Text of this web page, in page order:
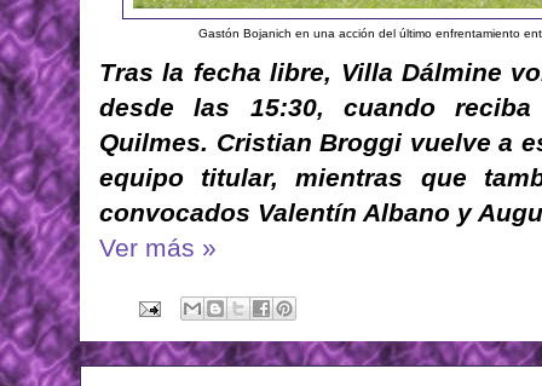
Gastón Bojanich en una acción del último enfrentamiento
Tras la fecha libre, Villa Dálmine
desde las 15:30, cuando
Quilmes. Cristian Broggi vuelve a
equipo titular, mientras que
convocados Valentín Albano y
Ver más »